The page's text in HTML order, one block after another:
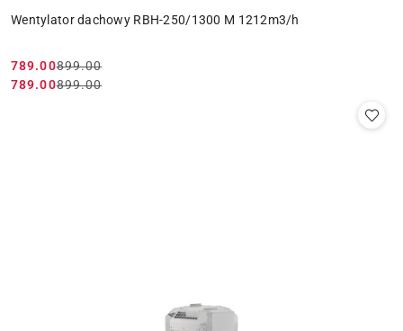
Wentylator dachowy RBH-250/1300 M 1212m3/h
Cena
789.00
Cena
899.00
Cena
789.00
Cena
899.00